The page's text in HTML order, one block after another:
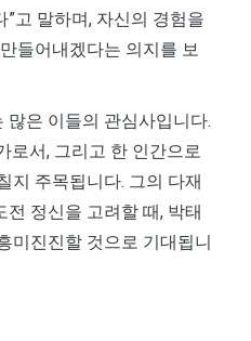
고 말하며, 자신의 경험을
들어내겠다는 의지를 보
많은 이들의 관심사입니다.
로서, 그리고 한 인간으로
지 주목됩니다. 그의 다재
정신을 고려할 때, 박태
미진진할 것으로 기대됩니